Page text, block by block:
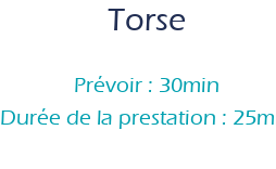
Torse
Prévoir : 30min
Durée de la prestation :